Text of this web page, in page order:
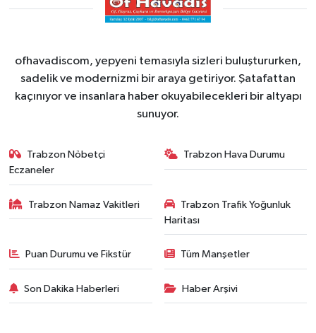
ofhavadiscom, yepyeni temasıyla sizleri buluştururken,
sadelik ve modernizmi bir araya getiriyor. Şatafattan
kaçınıyor ve insanlara haber okuyabilecekleri bir altyapı
sunuyor.
Trabzon Nöbetçi
Eczaneler
Trabzon Hava Durumu
Trabzon Namaz Vakitleri
Trabzon Trafik Yoğunluk
Haritası
Puan Durumu ve Fikstür Tüm Manşetler
Son Dakika Haberleri Haber Arşivi